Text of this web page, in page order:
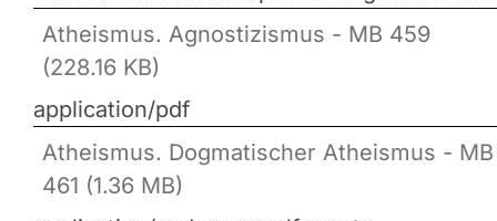
Atheismus. Agnostizismus - MB 459
(228.16 KB)
application/pdf
Atheismus. Dogmatischer Atheismus - MB
461 (1.36 MB)